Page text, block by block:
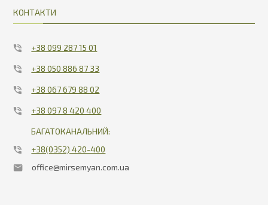
КОНТАКТИ
+38 099 287 15 01
+38 050 886 87 33
+38 067 679 88 02
+38 097 8 420 400
БАГАТОКАНАЛЬНИЙ:
+38(0352) 420-400
office@mirsemyan.com.ua